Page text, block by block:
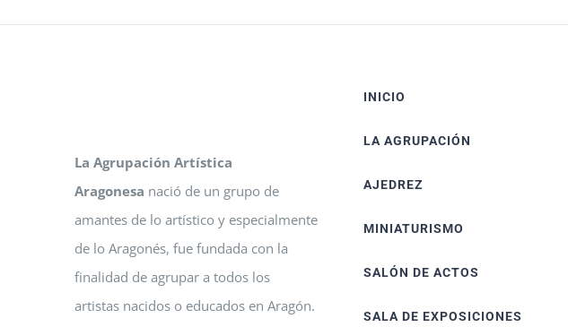
La Agrupación Artística
Aragonesa nació de un grupo de
amantes de lo artístico y especialmente
de lo Aragonés, fue fundada con la
finalidad de agrupar a todos los
artistas nacidos o educados en Aragón.
INICIO
LA AGRUPACIÓN
AJEDREZ
MINIATURISMO
SALÓN DE ACTOS
SALA DE EXPOSICIONES